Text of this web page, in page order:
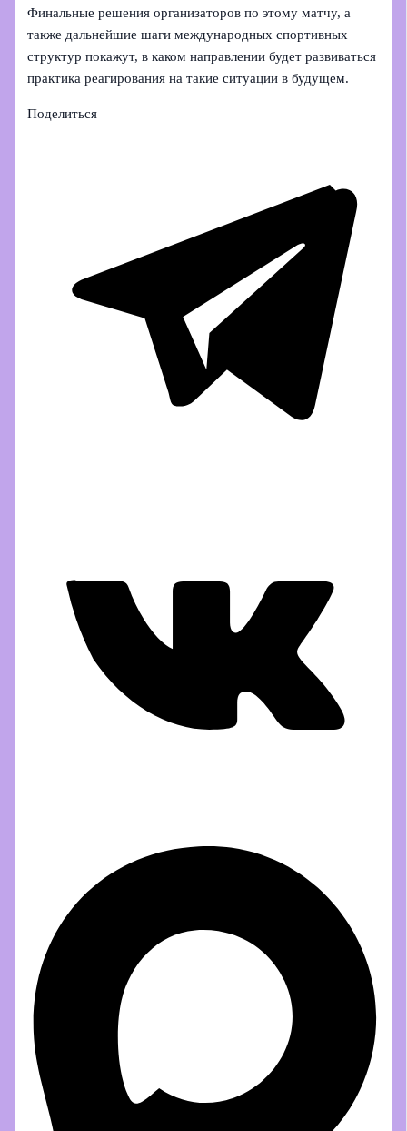
Финальные решения организаторов по этому матчу, а
также дальнейшие шаги международных спортивных
структур покажут, в каком направлении будет развиваться
практика реагирования на такие ситуации в будущем.
Поделиться